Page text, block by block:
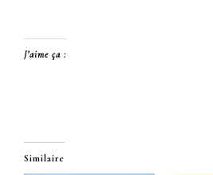
J’aime ça :
Similaire